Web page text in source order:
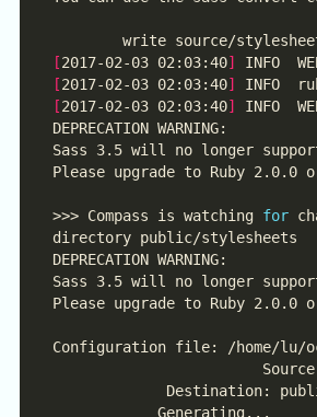
[2017-02-03 02:03:40]
[2017-02-03 02:03:40] INFO
[2017-02-03 02:03:40]
INFO
>>> Compass is watching for